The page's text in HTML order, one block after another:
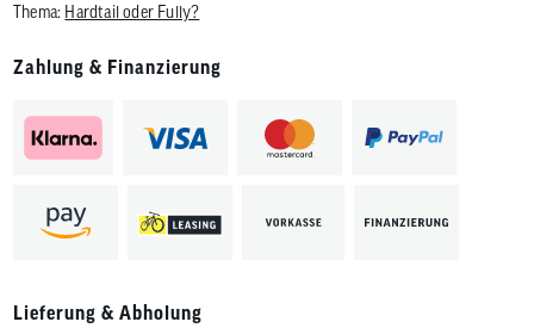
Thema: Hardtail oder Fully?
Zahlung & Finanzierung
Lieferung & Abholung